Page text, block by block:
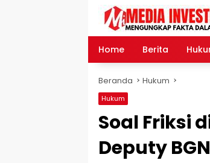
Home Berita
Beranda Hukum
Hukum
Soal Friksi
Deputy BGN